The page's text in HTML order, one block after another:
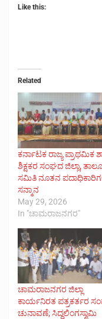
Like this:
Related
ಕರ್ನಾಟಕ ರಾಜ್ಯ ಪ್ರಾಥಮಿಕ
ಶಿಕ್ಷಕರ ಸಂಘದ ಜಿಲ್ಲಾ,
ಸಮಿತಿ ನೂತನ
ಸನ್ಮಾನ
May 29, 2026
In "ಚಾಮರಾಜನಗರ"
ಚಾಮರಾಜನಗರ ಜಿಲ್ಲಾ
ಕಾರ್ಯನಿರತ ಪತ್ರಕರ್ತರ
ಚುನಾವಣೆ; ಸಿದ್ದಲಿಂಗಸ್ವಾಮಿ